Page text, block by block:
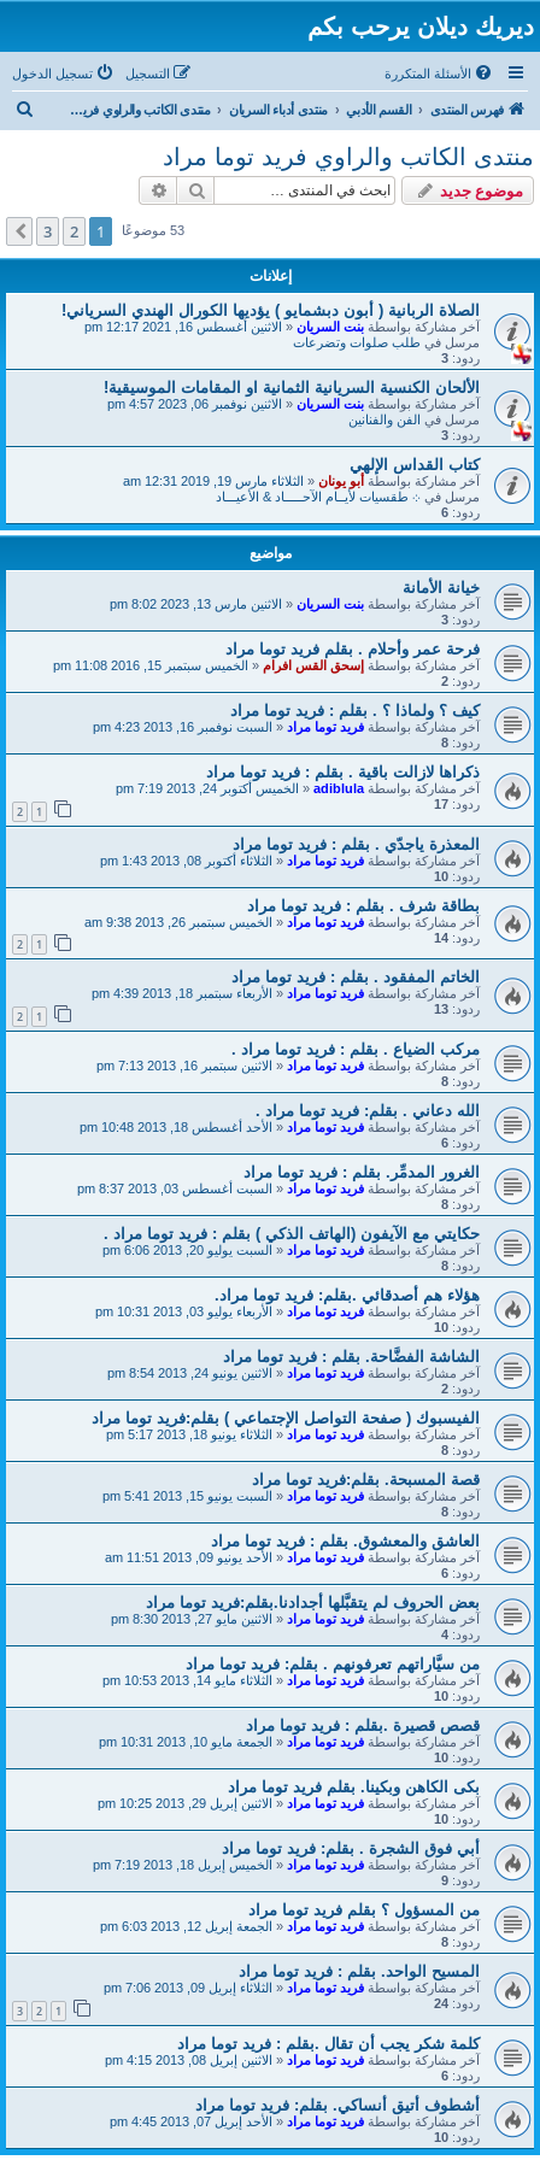
ديريك ديلان يرحب بكم
الأسئلة المتكررة تسجيل الدخول التسجيل
فهرس المنتدى القسم الأدبي منتدى أدباء السريان منتدى الكاتب والراوي فريد توما مراد
ب
منتدى الكاتب والراوي فريد توما مراد
موضوع جديد بحث
53 موضوعًا 1
2
3 التالي
إعلانات
الصلاة الربانية ( أبون دبشمايو ) يؤديها الكورال الهندي السرياني!
آخر مشاركة بواسطةبنت السريان«الاثنين أغسطس 16, 2021 12:17 pm
مرسل فيطلب صلوات وتضرعات
ردود: 3
الألحان الكنسية السريانية الثمانية او المقامات الموسيقية!
آخر مشاركة بواسطةبنت السريان«الاثنين نوفمبر 06, 2023 4:57 pm
مرسل فيالفن والفنانين
ردود: 3
كتاب القداس الإلهي
آخر مشاركة بواسطةأبو يونان«الثلاثاء مارس 19, 2019 12:31 am
مرسل في܀ طقسيات لأيــام الآحـــــاد & الأعيـــاد
ردود: 6
مواضيع
خيانة الأمانة
آخر مشاركة بواسطةبنت السريان«الاثنين مارس 13, 2023 8:02 pm
ردود: 3
فرحة عمر وأحلام . بقلم فريد توما مراد
آخر مشاركة بواسطةإسحق القس افرام«الخميس سبتمبر 15, 2016 11:08 pm
ردود: 2
كيف ؟ ولماذا ؟ . بقلم : فريد توما مراد
آخر مشاركة بواسطةفريد توما مراد«السبت نوفمبر 16, 2013 4:23 pm
ردود: 8
ذكراها لازالت باقية . بقلم : فريد توما مراد
آخر مشاركة بواسطةadiblula
«الخميس أكتوبر 24, 2013 7:19 pm
ردود: 17
2
المعذرة ياجدّي . بقلم : فريد توما مراد
آخر مشاركة بواسطةفريد توما مراد«الثلاثاء أكتوبر 08, 2013 1:43 pm
ردود: 10
بطاقة شرف . بقلم : فريد توما مراد
آخر مشاركة بواسطةفريد توما مراد«الخميس سبتمبر 26, 2013 9:38 am
ردود: 14
2
الخاتم المفقود . بقلم : فريد توما مراد
آخر مشاركة بواسطةفريد توما مراد«الأربعاء سبتمبر 18, 2013 4:39 pm
ردود: 13
2
مركب الضياع . بقلم : فريد توما مراد .
آخر مشاركة بواسطةفريد توما مراد«الاثنين سبتمبر 16, 2013 7:13 pm
ردود: 8
الله دعاني . بقلم: فريد توما مراد .
آخر مشاركة بواسطةفريد توما مراد«الأحد أغسطس 18, 2013 10:48 pm
ردود: 6
الغرور المدمِّر. بقلم : فريد توما مراد
آخر مشاركة بواسطةفريد توما مراد«السبت أغسطس 03, 2013 8:37 pm
ردود: 8
حكايتي مع الآيفون (الهاتف الذكي ) بقلم : فريد توما مراد .
آخر مشاركة بواسطةفريد توما مراد«السبت يوليو 20, 2013 6:06 pm
ردود: 8
هؤلاء هم أصدقائي .بقلم: فريد توما مراد.
آخر مشاركة بواسطةفريد توما مراد«الأربعاء يوليو 03, 2013 10:31 pm
ردود: 10
الشاشة الفضَّاحة. بقلم : فريد توما مراد
آخر مشاركة بواسطةفريد توما مراد«الاثنين يونيو 24, 2013 8:54 pm
ردود: 2
الفيسبوك ( صفحة التواصل الإجتماعي ) بقلم:فريد توما مراد
آخر مشاركة بواسطةفريد توما مراد«الثلاثاء يونيو 18, 2013 5:17 pm
ردود: 8
قصة المسبحة. بقلم:فريد توما مراد
آخر مشاركة بواسطةفريد توما مراد«السبت يونيو 15, 2013 5:41 pm
ردود: 8
العاشق والمعشوق. بقلم : فريد توما مراد
آخر مشاركة بواسطةفريد توما مراد«الأحد يونيو 09, 2013 11:51 am
ردود: 6
بعض الحروف لم يتقبَّلها أجدادنا.بقلم:فريد توما مراد
آخر مشاركة بواسطةفريد توما مراد«الاثنين مايو 27, 2013 8:30 pm
ردود: 4
من سيَّاراتهم تعرفونهم . بقلم: فريد توما مراد
آخر مشاركة بواسطةفريد توما مراد«الثلاثاء مايو 14, 2013 10:53 pm
ردود: 10
قصص قصيرة .بقلم : فريد توما مراد
آخر مشاركة بواسطةفريد توما مراد«الجمعة مايو 10, 2013 10:31 pm
ردود: 10
بكى الكاهن وبكينا. بقلم فريد توما مراد
آخر مشاركة بواسطةفريد توما مراد«الاثنين إبريل 29, 2013 10:25 pm
ردود: 10
أبي فوق الشجرة . بقلم: فريد توما مراد
آخر مشاركة بواسطةفريد توما مراد«الخميس إبريل 18, 2013 7:19 pm
ردود: 9
من المسؤول ؟ بقلم فريد توما مراد
آخر مشاركة بواسطةفريد توما مراد«الجمعة إبريل 12, 2013 6:03 pm
ردود: 8
المسيح الواحد. بقلم : فريد توما مراد
آخر مشاركة بواسطةفريد توما مراد«الثلاثاء إبريل 09, 2013 7:06 pm
ردود: 24
2
3
كلمة شكر يجب أن تقال .بقلم : فريد توما مراد
آخر مشاركة بواسطةفريد توما مراد«الاثنين إبريل 08, 2013 4:15 pm
ردود: 6
أشطوف أتيق أنساكي. بقلم: فريد توما مراد
آخر مشاركة بواسطةفريد توما مراد«الأحد إبريل 07, 2013 4:45 pm
ردود: 10